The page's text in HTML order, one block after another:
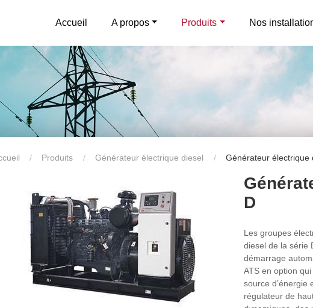
Accueil A propos Produits Nos
Produits Générateur électrique diesel Générateur électrique
D
Les groupes
diesel de la série
démarrage
ATS en option
source d’énergie
régulateur de